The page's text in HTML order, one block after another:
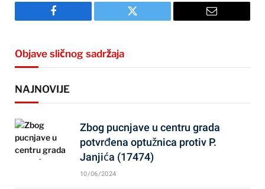
Facebook Twitter Email
Objave sličnog sadržaja
NAJNOVIJE
Zbog pucnjave u centru grada
potvrđena optužnica protiv P.
Janjića (17474)
10/06/2024